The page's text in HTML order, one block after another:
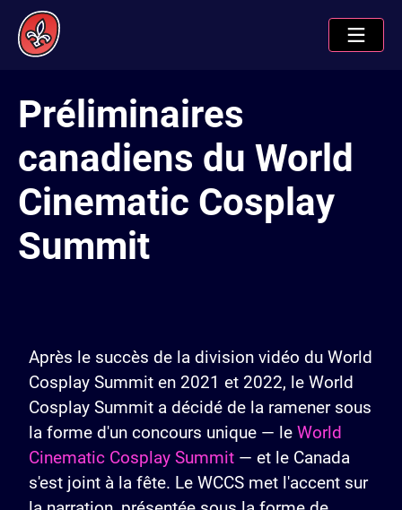
Préliminaires
canadiens du World
Cinematic Cosplay
Summit
Après le succès de la division vidéo du World
Cosplay Summit en 2021 et 2022, le World
Cosplay Summit a décidé de la ramener sous
la forme d'un concours unique — le World
Cinematic Cosplay Summit — et le Canada
s'est joint à la fête. Le WCCS met l'accent sur